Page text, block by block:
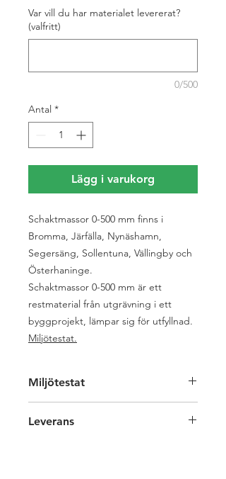
Var vill du har materialet levererat?
(valfritt)
0/500
Antal *
Lägg i varukorg
Schaktmassor 0-500 mm finns i
Bromma, Järfälla, Nynäshamn,
Segersäng, Sollentuna, Vällingby och
Österhaninge.
Schaktmassor 0-500 mm är ett
restmaterial från utgrävning i ett
byggprojekt, lämpar sig för utfyllnad.
Miljötestat.
Miljötestat
hjälper gärna till med mer
Leverans